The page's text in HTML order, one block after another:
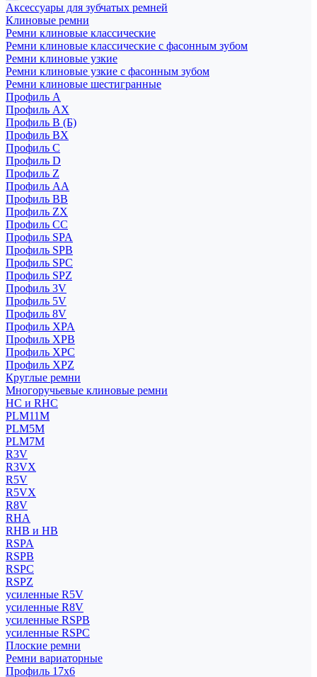
Аксессуары для зубчатых ремней
Клиновые ремни
Ремни клиновые классические
Ремни клиновые классические с фасонным зубом
Ремни клиновые узкие
Ремни клиновые узкие с фасонным зубом
Ремни клиновые шестигранные
Профиль A
Профиль AX
Профиль B (Б)
Профиль BX
Профиль C
Профиль D
Профиль Z
Профиль АА
Профиль BB
Профиль ZX
Профиль CC
Профиль SPA
Профиль SPB
Профиль SPC
Профиль SPZ
Профиль 3V
Профиль 5V
Профиль 8V
Профиль XPA
Профиль XPB
Профиль XPC
Профиль XPZ
Круглые ремни
Многоручьевые клиновые ремни
HC и RHC
PLM11M
PLM5M
PLM7M
R3V
R3VX
R5V
R5VX
R8V
RHA
RHB и HB
RSPA
RSPB
RSPC
RSPZ
усиленные R5V
усиленные R8V
усиленные RSPB
усиленные RSPC
Плоские ремни
Ремни вариаторные
Профиль 17x6